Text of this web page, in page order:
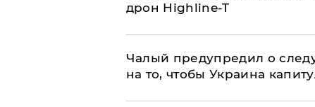
дрон Highline-T
Чалый предупредил о
на то, чтобы Украина